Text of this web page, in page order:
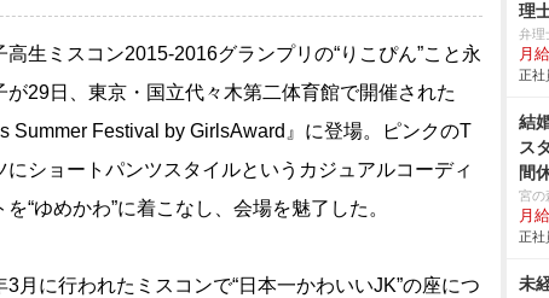
生ミスコン2015‐2016グランプリの“りこぴん”こと永
が29日、東京・国立代々木第二体育館で開催された
Summer Festival by GirlsAward』に登場。ピンクのT
にショートパンツスタイルというカジュアルコーディ
を“ゆめかわ”に着こなし、会場を魅了した。
に行われたミスコンで“日本一かわいいJK”の座につ
理
弁理
月
正社
結
ス
間
宮の
月
正社
未